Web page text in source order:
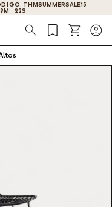
THMSUMMERSALE15
M 22S AHORA!
Búsqueda